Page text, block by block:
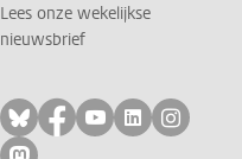
Lees onze wekelijkse
nieuwsbrief
Volg ons op bluesky
Volg ons op
Volg ons op
Volg ons
Volg